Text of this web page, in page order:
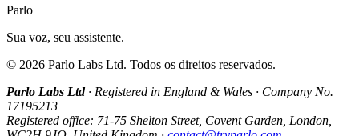
Parlo
Sua voz, seu assistente.
© 2026 Parlo Labs Ltd. Todos os direitos reservados.
Parlo Labs Ltd· Registered in England & Wales · Company No.
17195213
Registered office: 71-75 Shelton Street, Covent Garden, London,